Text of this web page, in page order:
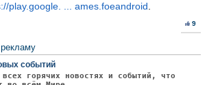
play.google. ... ames.foeandroid.
9
событий
всех горячих новостях и событий, что